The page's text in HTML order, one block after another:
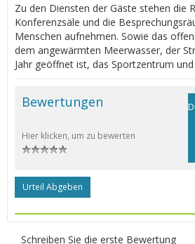
Zu den Diensten der Gäste stehen die
Konferenzsäle und die
Menschen aufnehmen. Sowie das
dem angewärmten Meerwasser, der
Jahr geöffnet ist, das Sportzentrum
Bewertungen
Hier klicken, um zu bewerten
Urteil Abgeben
Schreiben Sie die erste Bewertung